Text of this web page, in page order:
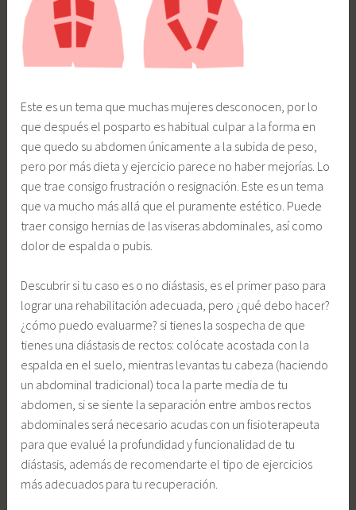
Este es un tema que muchas mujeres desconocen, por lo
que después el posparto es habitual culpar a la forma en
que quedo su abdomen únicamente a la subida de peso,
pero por más dieta y ejercicio parece no haber mejorías. Lo
que trae consigo frustración o resignación. Este es un tema
que va mucho más allá que el puramente estético. Puede
traer consigo hernias de las viseras abdominales, así como
dolor de espalda o pubis.
Descubrir si tu caso es o no diástasis, es el primer paso para
lograr una rehabilitación adecuada, pero ¿qué debo hacer?
¿cómo puedo evaluarme? si tienes la sospecha de que
tienes una diástasis de rectos: colócate acostada con la
espalda en el suelo, mientras levantas tu cabeza (haciendo
un abdominal tradicional) toca la parte media de tu
abdomen, si se siente la separación entre ambos rectos
abdominales será necesario acudas con un fisioterapeuta
para que evalué la profundidad y funcionalidad de tu
diástasis, además de recomendarte el tipo de ejercicios
más adecuados para tu recuperación.